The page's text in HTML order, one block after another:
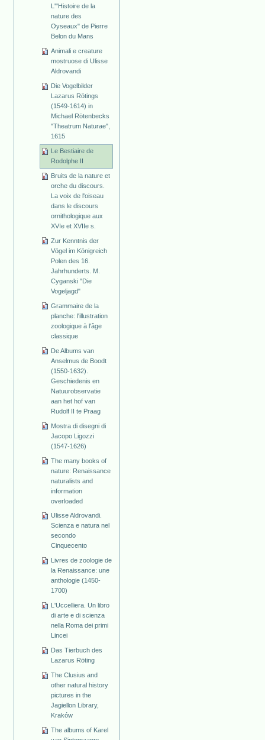
L'"Histoire de la
nature des
Oyseaux" de Pierre
Belon du Mans
Animali e creature
mostruose di Ulisse
Aldrovandi
Die Vogelbilder
Lazarus Rötings
(1549-1614) in
Michael Rötenbecks
"Theatrum Naturae",
1615
Le Bestiaire de
Rodolphe II
Bruits de la nature et
orche du discours.
La voix de l'oiseau
dans le discours
ornithologique aux
XVIe et XVIIe s.
Zur Kenntnis der
Vögel im Königreich
Polen des 16.
Jahrhunderts. M.
Cyganski "Die
Vogeljagd"
Grammaire de la
planche: l'illustration
zoologique à l'âge
classique
De Albums van
Anselmus de Boodt
(1550-1632).
Geschiedenis en
Natuurobservatie
aan het hof van
Rudolf II te Praag
Mostra di disegni di
Jacopo Ligozzi
(1547-1626)
The many books of
nature: Renaissance
naturalists and
information
overloaded
Ulisse Aldrovandi.
Scienza e natura nel
secondo
Cinquecento
Livres de zoologie de
la Renaissance: une
anthologie (1450-
1700)
L'Uccelliera. Un libro
di arte e di scienza
nella Roma dei primi
Lincei
Das Tierbuch des
Lazarus Röting
The Clusius and
other natural history
pictures in the
Jagiellon Library,
Kraków
The albums of Karel